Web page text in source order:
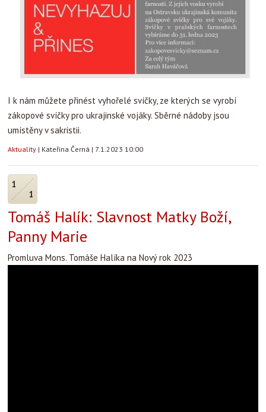
I k nám můžete přinést vyhořelé svíčky, ze kterých se vyrobí
zákopové svíčky pro ukrajinské vojáky. Sběrné nádoby jsou
umístěny v sakristii.
Aktuality | Kateřina Černá | 7.1.2023 10:00
1
1
Tomáš Halík: Slavnost Matky Boží,
Panny Marie
Promluva Mons. Tomáše Halíka na Nový rok 2023